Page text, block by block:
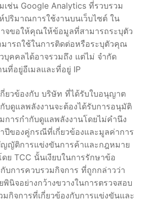
ช่น Google Analytics ที่รวบรวม
ปริมาณการใช้งานบนเว็บไซต์ ใน
จขอให้คุณให้ข้อมูลที่สามารถระบุตัว
ารถใช้ในการติดต่อหรือระบุตัวคุณ
คคลได้อาจรวมถึง แต่ไม่ จำกัด
ที่อยู่อีเมลและที่อยู่ IP
ยวข้องกับ บริษัท ที่ได้รับใบอนุญาต
ดูแลพลังงานจะต้องได้รับการอนุมัติ
ารกำกับดูแลพลังงานโดยไม่คำนึง
ปีของคู่กรณีที่เกี่ยวข้องและมูลค่าการ
ญัติการแข่งขันการค้าและกฎหมาย
ย TCC นั้นเงียบในการรักษาข้อ
บการควบรวมกิจการ ที่ถูกกล่าวว่า
นิจอย่างกว้างขวางในการตรวจสอบ
กิจการที่เกี่ยวข้องกับการแข่งขันและ